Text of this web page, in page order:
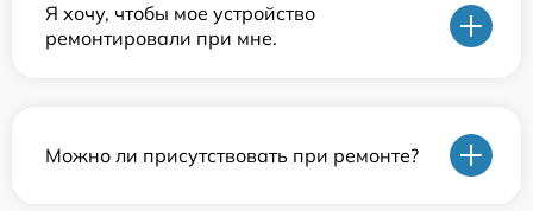
Я хочу, чтобы мое устройство
ремонтировали при мне.
Можно ли присутствовать при ремонте?